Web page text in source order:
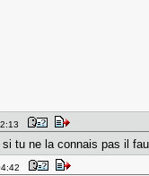
tu ne la connais pas il